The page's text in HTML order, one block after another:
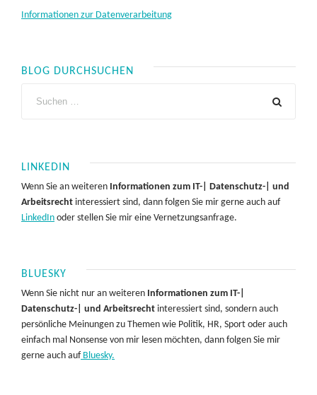
Informationen zur Datenverarbeitung
BLOG DURCHSUCHEN
LINKEDIN
Wenn Sie an weiteren Informationen zum IT-| Datenschutz-| und
Arbeitsrecht interessiert sind, dann folgen Sie mir gerne auch auf
LinkedIn oder stellen Sie mir eine Vernetzungsanfrage.
BLUESKY
Wenn Sie nicht nur an weiteren Informationen zum IT-|
Datenschutz-| und Arbeitsrecht interessiert sind, sondern auch
persönliche Meinungen zu Themen wie Politik, HR, Sport oder auch
einfach mal Nonsense von mir lesen möchten, dann folgen Sie mir
gerne auch aufBluesky.